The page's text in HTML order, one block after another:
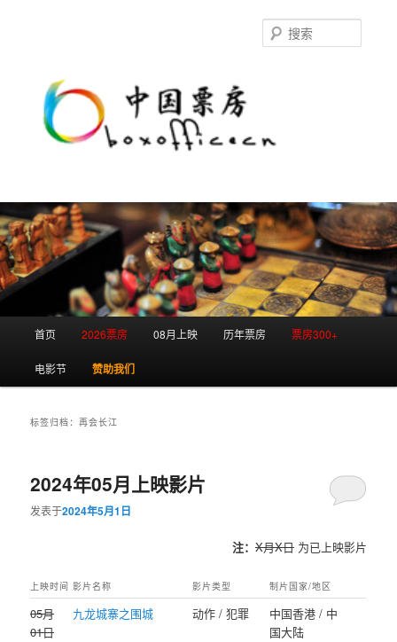
首页 2026票房 08月上映 历年票房 票房300+
电影节 赞助我们
标签归档：再会长江
2024年05月上映影片
发表于2024年5月1日
注： X月X日为已上映影片
上映时间 影片名称 影片类型 制片国家/地区
05月
01日
九龙城寨之围城 动作 / 犯罪
中国香港 / 中
国大陆